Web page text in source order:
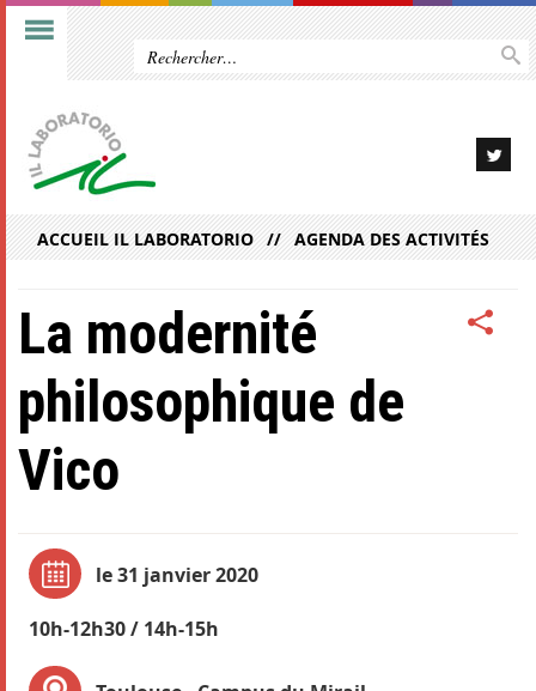
ACCUEIL IL LABORATORIO AGENDA DES ACTIVITÉS
La modernité
philosophique de
Vico
le 31 janvier 2020
10h-12h30 / 14h-15h